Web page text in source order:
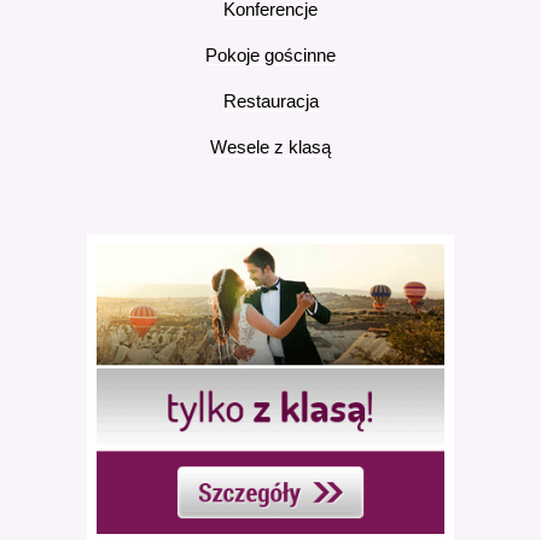
Konferencje
Pokoje gościnne
Restauracja
Wesele z klasą